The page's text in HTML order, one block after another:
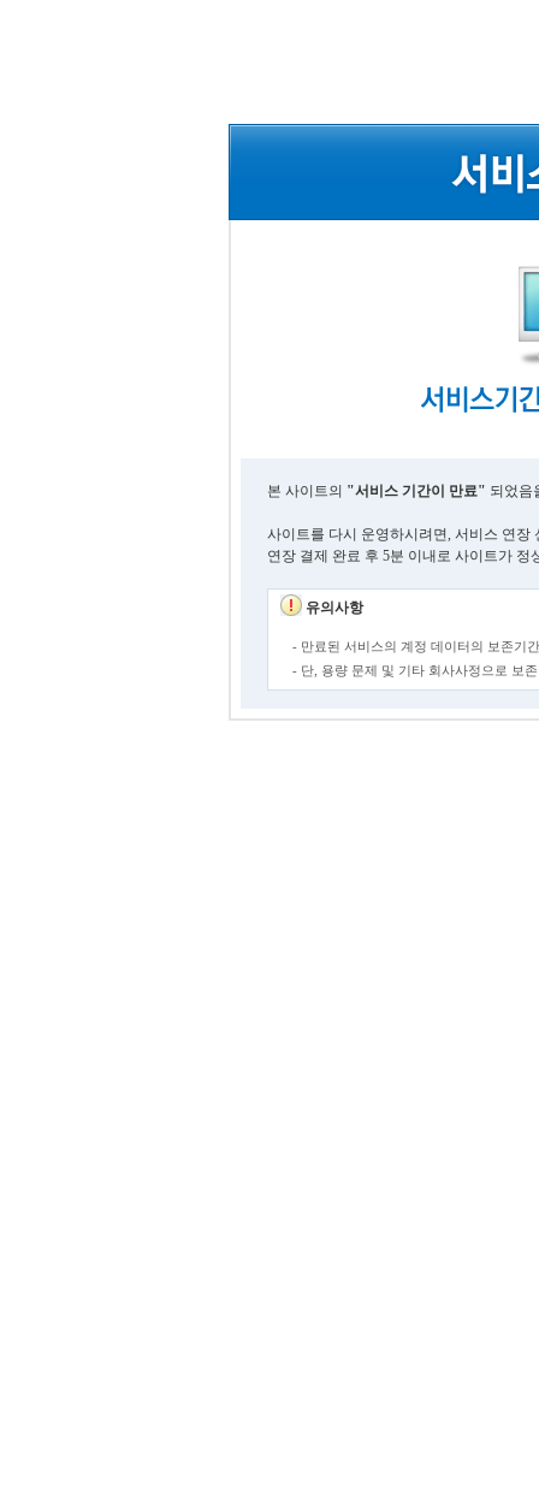
본 사이트의 "서비스 기간이 만료" 되었음
사이트를 다시 운영하시려면, 서비스 연장
연장 결제 완료 후 5분 이내로 사이트가 정
유의사항
- 만료된 서비스의 계정 데이터의 보존기
- 단, 용량 문제 및 기타 회사사정으로 보